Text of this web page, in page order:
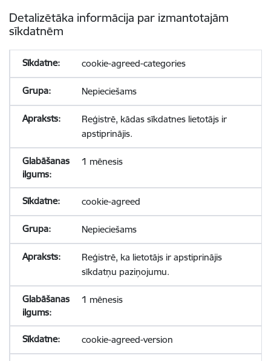
Detalizētāka informācija par izmantotajām
sīkdatnēm
cookie-agreed-categories
Nepieciešams
Reģistrē, kādas sīkdatnes lietotājs ir
apstiprinājis.
1 mēnesis
cookie-agreed
Nepieciešams
Reģistrē, ka lietotājs ir apstiprinājis
sīkdatņu paziņojumu.
1 mēnesis
cookie-agreed-version